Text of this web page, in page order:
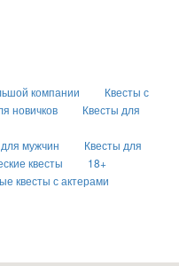
компании
Квесты с
новичков
Квесты для
мужчин
Квесты для
квесты
18+
квесты с актерами